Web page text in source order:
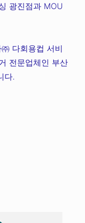
광진점과 MOU
다회용컵 서비
전문업체인 부산
다.